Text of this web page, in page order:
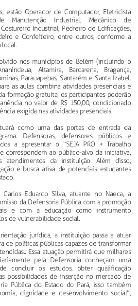
estão Operador de Computador, Eletricista
Manutenção Industrial, Mecânico de
Industrial, Pedreiro de Edificações,
e Confeiteiro, entre outros, conforme a
local.
nos municípios de Belém (incluindo o
Altamira, Barcarena, Bragança,
Parauapebas, Santarém e Santa Izabel.
as aulas combina atividades presenciais e
formação gratuita, os participantes poderão
no valor de R$ 150,00, condicionado
exigida nas atividades presenciais.
como uma das portas de entrada da
Defensoras, defensores públicos e
a apresentar o “SEJA PRO + Trabalho
correspondem ao público-alvo da iniciativa,
atendimentos da instituição. Além disso,
e busca ativa de potenciais estudantes
Eduardo Silva, atuante no Naeca, a
da Defensoria Pública com a promoção
e com a educação como instrumento
de vulnerabilidade social.
jurídica, a instituição passa a atuar
de políticas públicas capazes de transformar
Essa atuação permitirá que milhares
pela Defensoria conheçam uma
concluir os estudos, obter qualificação
possibilidades de inserção no mercado de
Pública do Estado do Pará, isso também
dignidade e desenvolvimento social”,